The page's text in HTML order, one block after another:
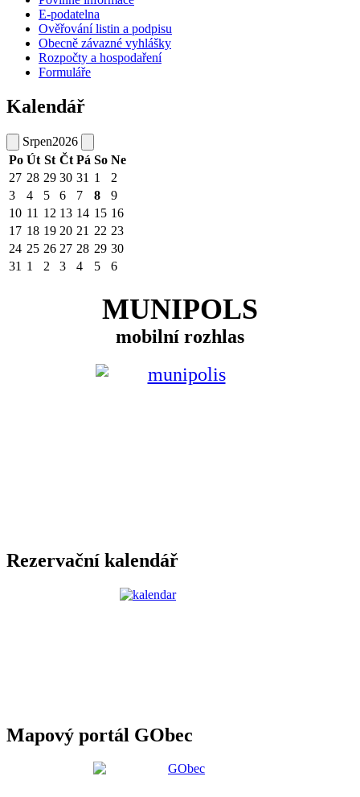
E-podatelna
Ověřování listin a podpisu
Obecně závazné vyhlášky
Rozpočty a hospodaření
Formuláře
Kalendář
Srpen2026
Po Út St Čt Pá So Ne
27 28 29 30 31 1
2
3
4 5 6 7 8
9
10 11 12 13 14 15 16
17 18 19 20 21 22 23
24 25 26 27 28 29 30
31 1 2 3 4 5 6
MUNIPOLS
mobilní rozhlas
Rezervační kalendář
Mapový portál GObec